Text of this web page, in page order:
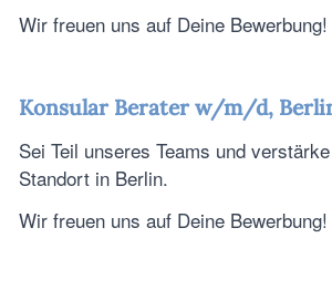
Wir freuen uns auf Deine Bewerbung!
Konsular Berater w/m/d,
Sei Teil unseres Teams und
Standort in Berlin.
Wir freuen uns auf Deine Bewerbung!